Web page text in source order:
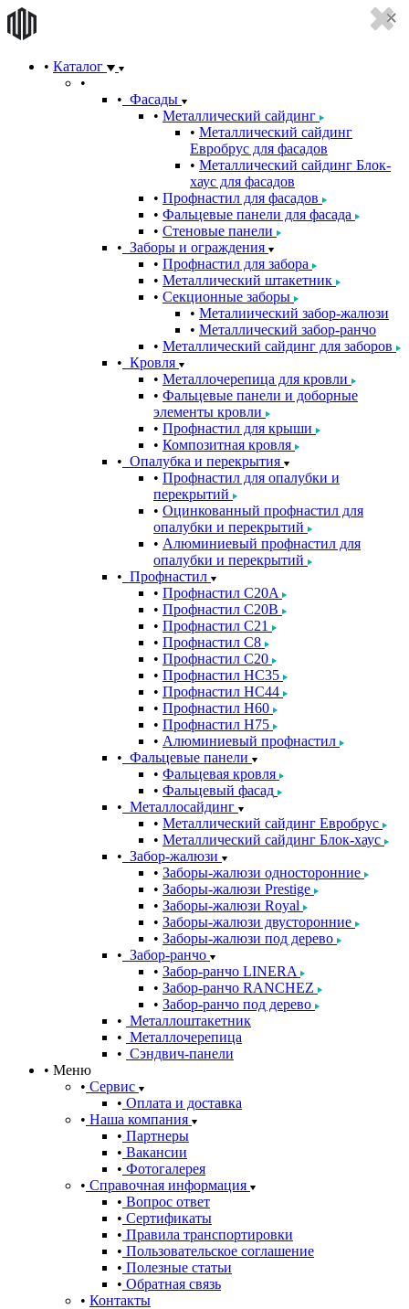
Каталог
Фасады
Металлический сайдинг
Металлический сайдинг
Евробрус для фасадов
Металлический сайдинг Блок-
хаус для фасадов
Профнастил для фасадов
Фальцевые панели для фасада
Стеновые панели
Заборы и ограждения
Профнастил для забора
Металлический штакетник
Секционные заборы
Металиический забор-жалюзи
Металлический забор-ранчо
Металлический сайдинг для заборов
Кровля
Металлочерепица для кровли
Фальцевые панели и доборные
элементы кровли
Профнастил для крыши
Композитная кровля
Опалубка и перекрытия
Профнастил для опалубки и
перекрытий
Оцинкованный профнастил для
опалубки и перекрытий
Алюминиевый профнастил для
опалубки и перекрытий
Профнастил
Профнастил С20A
Профнастил С20B
Профнастил С21
Профнастил С8
Профнастил С20
Профнастил НС35
Профнастил НС44
Профнастил Н60
Профнастил Н75
Алюминиевый профнастил
Фальцевые панели
Фальцевая кровля
Фальцевый фасад
Металлосайдинг
Металлический сайдинг Евробрус
Металлический сайдинг Блок-хаус
Забор-жалюзи
Заборы-жалюзи односторонние
Заборы-жалюзи Prestige
Заборы-жалюзи Royal
Заборы-жалюзи двусторонние
Заборы-жалюзи под дерево
Забор-ранчо
Забор-ранчо LINERA
Забор-ранчо RANCHEZ
Забор-ранчо под дерево
Металлоштакетник
Металлочерепица
Сэндвич-панели
Меню
Сервис
Оплата и доставка
Наша компания
Партнеры
Вакансии
Фотогалерея
Справочная информация
Вопрос ответ
Сертификаты
Правила транспортировки
Пользовательское соглашение
Полезные статьи
Обратная связь
Контакты